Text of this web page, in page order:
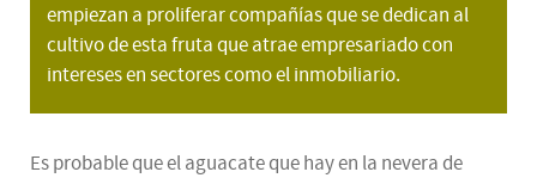
empiezan a proliferar compañías que se dedican al
cultivo de esta fruta que atrae empresariado con
intereses en sectores como el inmobiliario.
Es probable que el aguacate que hay en la nevera de